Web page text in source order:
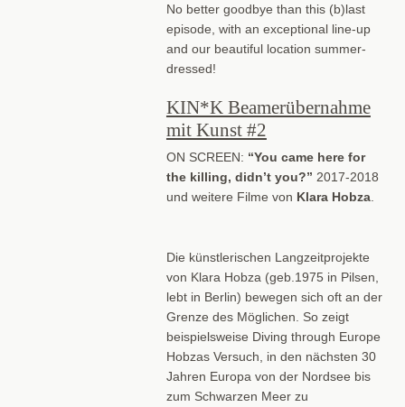
No better goodbye than this (b)last
episode, with an exceptional line-up
and our beautiful location summer-
dressed!
KIN*K Beamerübernahme
mit Kunst #2
ON SCREEN: “You came here for
the killing, didn’t you?” 2017-2018
und weitere Filme von Klara Hobza.
Die künstlerischen Langzeitprojekte
von Klara Hobza (geb.1975 in Pilsen,
lebt in Berlin) bewegen sich oft an der
Grenze des Möglichen. So zeigt
beispielsweise Diving through Europe
Hobzas Versuch, in den nächsten 30
Jahren Europa von der Nordsee bis
zum Schwarzen Meer zu